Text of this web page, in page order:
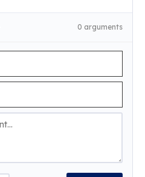
0 arguments